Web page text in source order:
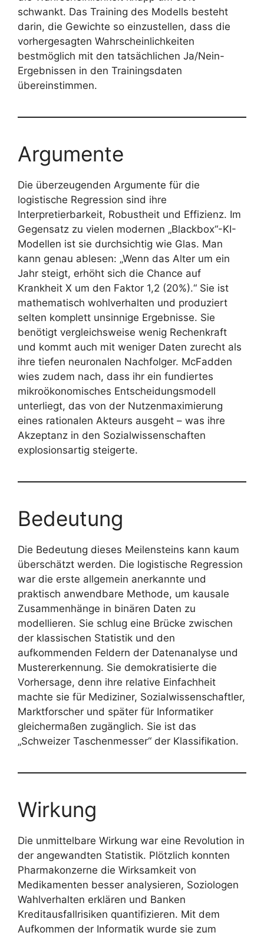
schwankt. Das Training des Modells besteht
darin, die Gewichte so einzustellen, dass die
vorhergesagten Wahrscheinlichkeiten
bestmöglich mit den tatsächlichen Ja/Nein-
Ergebnissen in den Trainingsdaten
übereinstimmen.
Argumente
Die überzeugenden Argumente für die
logistische Regression sind ihre
Interpretierbarkeit, Robustheit und Effizienz. Im
Gegensatz zu vielen modernen „Blackbox“-KI-
Modellen ist sie durchsichtig wie Glas. Man
kann genau ablesen: „Wenn das Alter um ein
Jahr steigt, erhöht sich die Chance auf
Krankheit X um den Faktor 1,2 (20%).“ Sie ist
mathematisch wohlverhalten und produziert
selten komplett unsinnige Ergebnisse. Sie
benötigt vergleichsweise wenig Rechenkraft
und kommt auch mit weniger Daten zurecht als
ihre tiefen neuronalen Nachfolger. McFadden
wies zudem nach, dass ihr ein fundiertes
mikroökonomisches Entscheidungsmodell
unterliegt, das von der Nutzenmaximierung
eines rationalen Akteurs ausgeht – was ihre
Akzeptanz in den Sozialwissenschaften
explosionsartig steigerte.
Bedeutung
Die Bedeutung dieses Meilensteins kann kaum
überschätzt werden. Die logistische Regression
war die erste allgemein anerkannte und
praktisch anwendbare Methode, um kausale
Zusammenhänge in binären Daten zu
modellieren. Sie schlug eine Brücke zwischen
der klassischen Statistik und den
aufkommenden Feldern der Datenanalyse und
Mustererkennung. Sie demokratisierte die
Vorhersage, denn ihre relative Einfachheit
machte sie für Mediziner, Sozialwissenschaftler,
Marktforscher und später für Informatiker
gleichermaßen zugänglich. Sie ist das
„Schweizer Taschenmesser“ der Klassifikation.
Wirkung
Die unmittelbare Wirkung war eine Revolution in
der angewandten Statistik. Plötzlich konnten
Pharmakonzerne die Wirksamkeit von
Medikamenten besser analysieren, Soziologen
Wahlverhalten erklären und Banken
Kreditausfallrisiken quantifizieren. Mit dem
Aufkommen der Informatik wurde sie zum